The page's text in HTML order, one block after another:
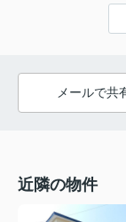
メールで共
近隣の物件